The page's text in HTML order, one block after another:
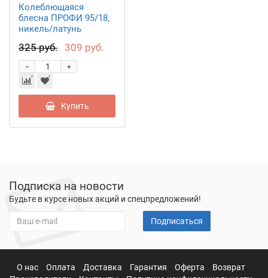
Колеблющаяся
блесна ПРОФИ 95/18,
никель/латунь
325 руб. 309 руб.
+
-
Купить
Подписка на новости
Будьте в курсе новых акций и спецпредложений!
Подписаться
О нас Оплата Доставка Гарантия Оферта
Возврат